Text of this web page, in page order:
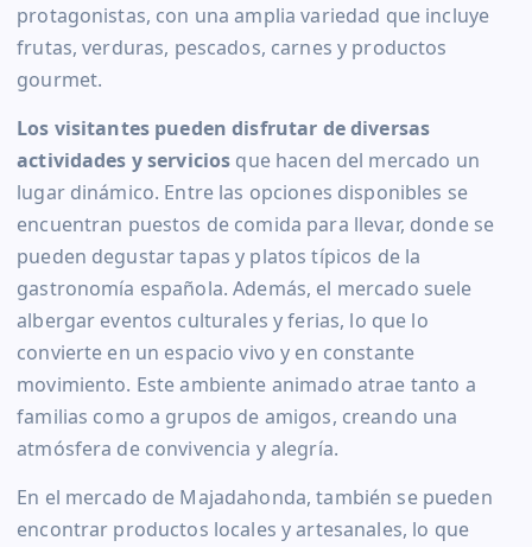
protagonistas, con una amplia variedad que incluye
frutas, verduras, pescados, carnes y productos
gourmet.
Los visitantes pueden disfrutar de diversas
actividades y servicios que hacen del mercado un
lugar dinámico. Entre las opciones disponibles se
encuentran puestos de comida para llevar, donde se
pueden degustar tapas y platos típicos de la
gastronomía española. Además, el mercado suele
albergar eventos culturales y ferias, lo que lo
convierte en un espacio vivo y en constante
movimiento. Este ambiente animado atrae tanto a
familias como a grupos de amigos, creando una
atmósfera de convivencia y alegría.
En el mercado de Majadahonda, también se pueden
encontrar productos locales y artesanales, lo que